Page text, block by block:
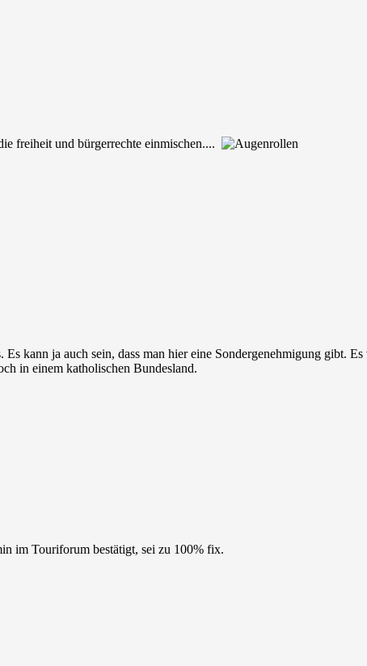
freiheit und bürgerrechte einmischen....
kann ja auch sein, dass man hier eine Sondergenehmigung gibt.
in einem katholischen Bundesland.
im Touriforum bestätigt, sei zu 100% fix.